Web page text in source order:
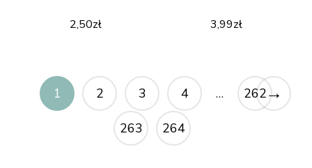
2,50zł 3,99zł
1 2 3 4 … 262
263 264
→